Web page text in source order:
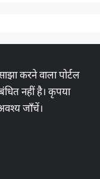
करने वाला पोर्टल
नहीं है। कृपया
जाँचें।